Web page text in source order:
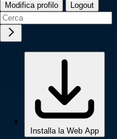
Modifica profilo Logout
Installa la Web App